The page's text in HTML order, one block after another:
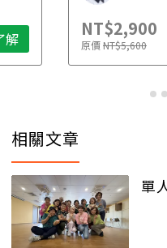
解 NT$2,900
原價NT$5,600
相關文章
單